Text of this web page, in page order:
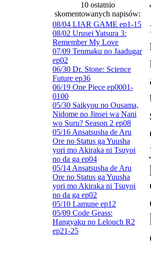
10 ostatnio
skomentowanych napisów:
08/04 LIAR GAME ep1-15
08/02 Urusei Yatsura 3:
Remember My Love
07/09 Tenmaku no Jaadugar
ep02
06/30 Dr. Stone: Science
Future ep36
06/19 One Piece ep0001-
0100
05/30 Saikyou no Ousama,
Nidome no Jinsei wa Nani
wo Suru? Season 2 ep08
05/16 Ansatsusha de Aru
Ore no Status ga Yuusha
yori mo Akiraka ni Tsuyoi
no da ga ep04
05/14 Ansatsusha de Aru
Ore no Status ga Yuusha
yori mo Akiraka ni Tsuyoi
no da ga ep02
05/10 Lamune ep12
05/09 Code Geass:
Hangyaku no Lelouch R2
ep21-25